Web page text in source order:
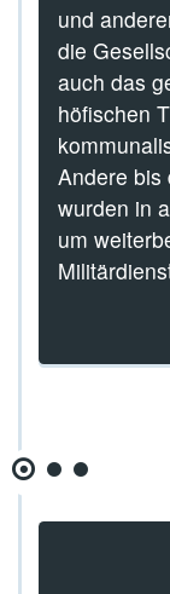
und
die
auch das
höfischen
Andere bis
wurden in
um